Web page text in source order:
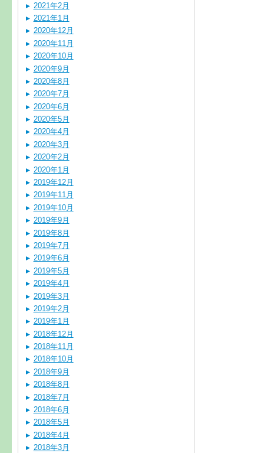
2021年2月
2021年1月
2020年12月
2020年11月
2020年10月
2020年9月
2020年8月
2020年7月
2020年6月
2020年5月
2020年4月
2020年3月
2020年2月
2020年1月
2019年12月
2019年11月
2019年10月
2019年9月
2019年8月
2019年7月
2019年6月
2019年5月
2019年4月
2019年3月
2019年2月
2019年1月
2018年12月
2018年11月
2018年10月
2018年9月
2018年8月
2018年7月
2018年6月
2018年5月
2018年4月
2018年3月